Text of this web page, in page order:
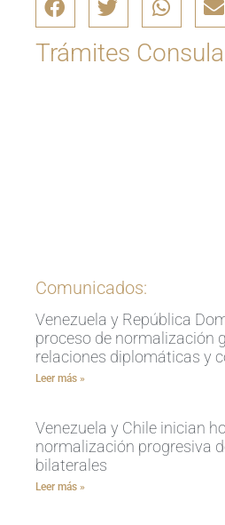
Trámites
Comunicados:
Venezuela y República
proceso de normalización
relaciones diplomáticas y
Leer más »
Venezuela y Chile inician
normalización progresiva
bilaterales
Leer más »